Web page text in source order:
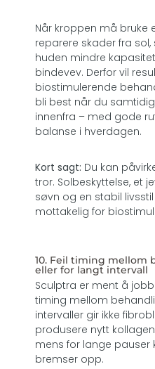
Når kroppen må bruke
reparere skader fra sol,
huden mindre
bindevev. Derfor vil
biostimulerende
bli best når du
innenfra – med gode
balanse i hverdagen.
Kort sagt: Du kan
tror. Solbeskyttelse, et
søvn og en stabil
mottakelig for
10. Feil timing mellom
eller for langt intervall
Sculptra er ment å
timing mellom
intervaller gir ikke
produsere nytt
mens for lange pauser
bremser opp.